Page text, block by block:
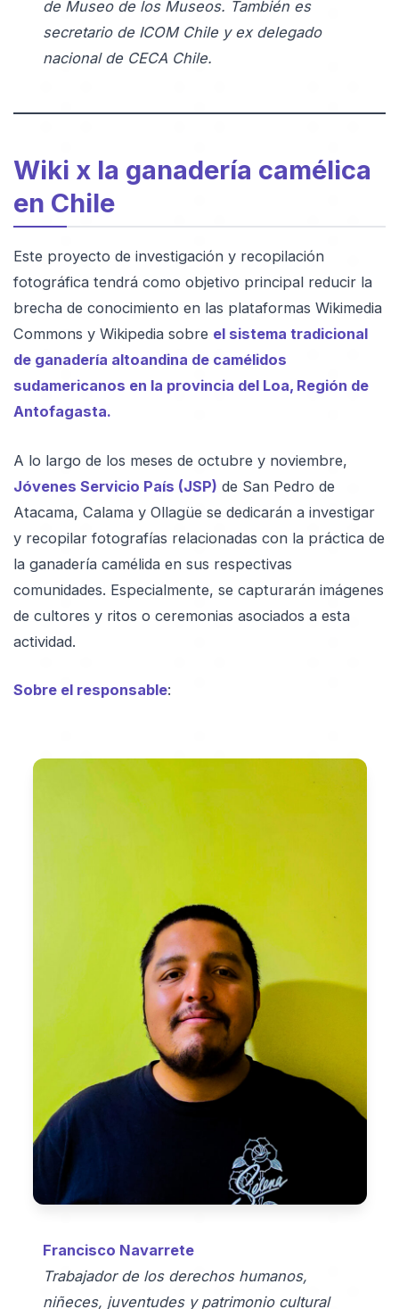
de Museo de los Museos. También es
secretario de ICOM Chile y ex delegado
nacional de CECA Chile.
Wiki x la ganadería camélica
en Chile
Este proyecto de investigación y recopilación
fotográfica tendrá como objetivo principal reducir la
brecha de conocimiento en las plataformas Wikimedia
Commons y Wikipedia sobre el sistema tradicional
de ganadería altoandina de camélidos
sudamericanos en la provincia del Loa, Región de
Antofagasta.
A lo largo de los meses de octubre y noviembre,
Jóvenes Servicio País (JSP) de San Pedro de
Atacama, Calama y Ollagüe se dedicarán a investigar
y recopilar fotografías relacionadas con la práctica de
la ganadería camélida en sus respectivas
comunidades. Especialmente, se capturarán imágenes
de cultores y ritos o ceremonias asociados a esta
actividad.
Sobre el responsable:
Francisco Navarrete
Trabajador de los derechos humanos,
niñeces, juventudes y patrimonio cultural